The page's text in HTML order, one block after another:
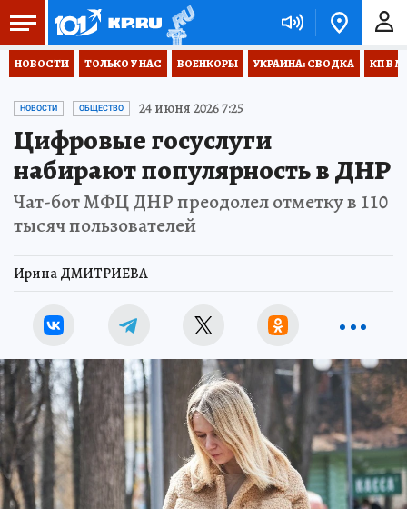
НОВОСТИ ТОЛЬКО У НАС ВОЕНКОРЫ УКРАИНА: СВОДКА КП В
НОВОСТИ ОБЩЕСТВО 24 июня 2026 7:25
Цифровые госуслуги
набирают популярность в ДНР
Чат-бот МФЦ ДНР преодолел отметку в 110
тысяч пользователей
Ирина ДМИТРИЕВА